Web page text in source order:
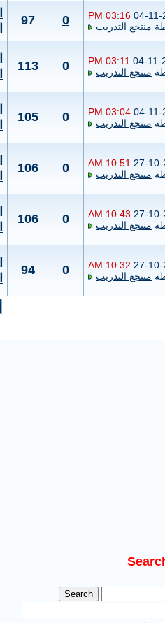
04-11-
03:16 PM
منتجع التدريب 0
97
04-11-
03:11 PM
منتجع التدريب 0
113
04-11-
03:04 PM
منتجع التدريب 0
105
27-
10:51 AM
منتجع التدريب 0
106
27-
10:43 AM
منتجع التدريب 0
106
27-
10:32 AM
منتجع التدريب 0
94